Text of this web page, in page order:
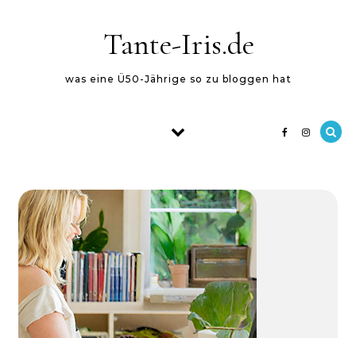
Tante-Iris.de
was eine Ü50-Jährige so zu bloggen hat